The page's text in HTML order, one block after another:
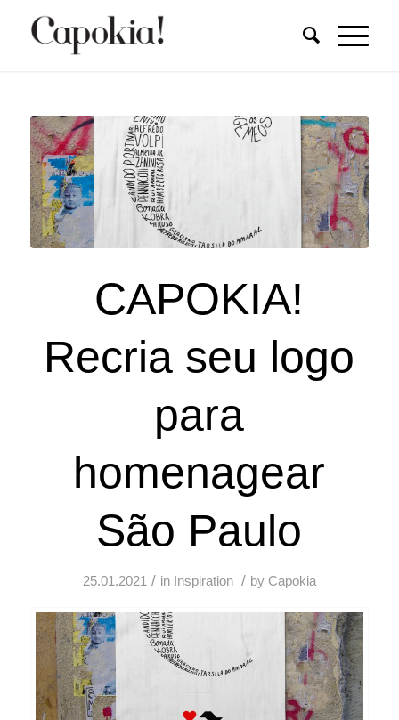
CAPOKIA!
Recria seu logo
para
homenagear
São Paulo
25.01.2021 / in Inspiration / by Capokia